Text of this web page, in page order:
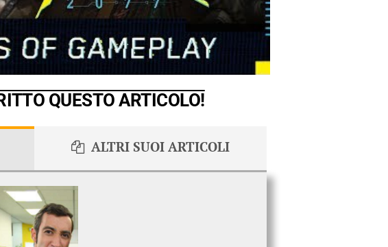
QUESTO ARTICOLO!
ALTRI SUOI ARTICOLI